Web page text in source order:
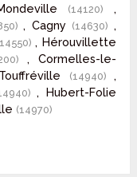
(14120) ,
, Cagny (14630) ,
, Hérouvillette
, Cormelles-le-
(14940) ,
, Hubert-Folie
(14970)